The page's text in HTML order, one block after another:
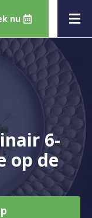
nu
6-
op de